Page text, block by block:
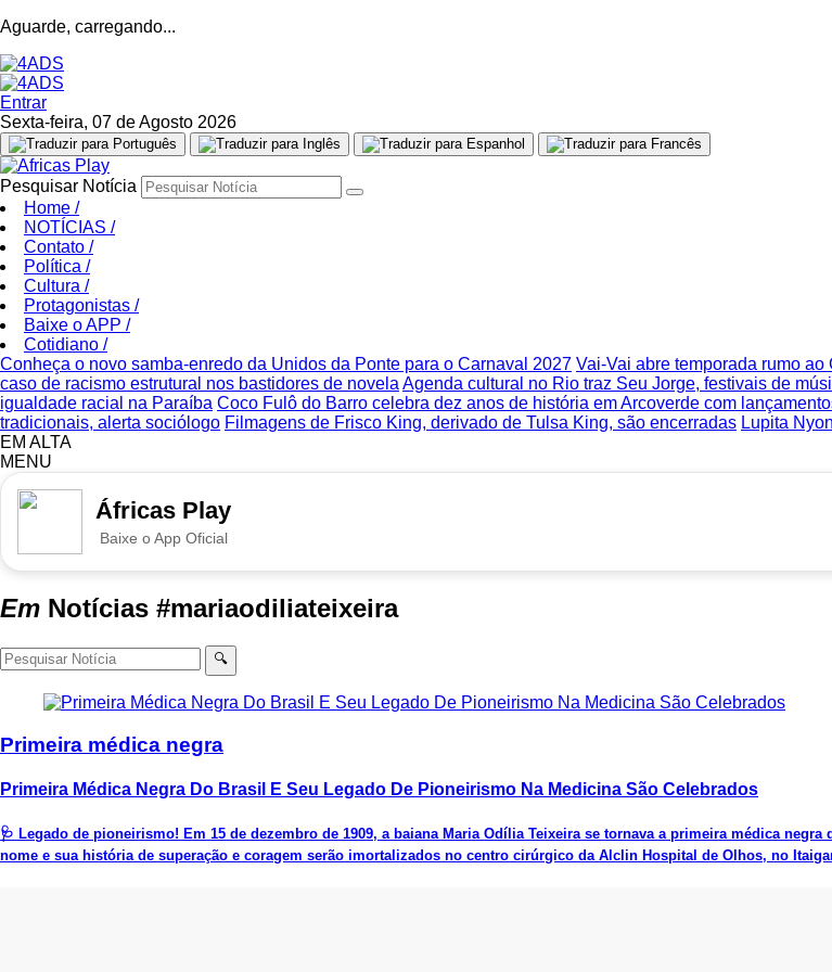
Aguarde, carregando...
Entrar
Sexta-feira, 07 de Agosto 2026
Pesquisar Notícia
Home /
NOTÍCIAS /
Contato /
Política /
Cultura /
Protagonistas /
Baixe o APP /
Cotidiano /
Conheça o novo samba-enredo da Unidos da Ponte para o Carnaval 2027 Vai-Vai abre temporada rumo
caso de racismo estrutural nos bastidores de novela Agenda cultural no Rio traz Seu Jorge, festivais de
igualdade racial na Paraíba Coco Fulô do Barro celebra dez anos de história em Arcoverde com
tradicionais, alerta sociólogo Filmagens de Frisco King, derivado de Tulsa King, são encerradas Lupita
EM ALTA
MENU
Áfricas Play
Baixe o App Oficial
Em Notícias #mariaodiliateixeira
🔍
Primeira médica negra
Primeira Médica Negra Do Brasil E Seu Legado De Pioneirismo Na Medicina São Celebrados
🩺 Legado de pioneirismo! Em 15 de dezembro de 1909, a baiana Maria Odília Teixeira se tornava a primeira médica
nome e sua história de superação e coragem serão imortalizados no centro cirúrgico da Alclin Hospital de Olhos, no